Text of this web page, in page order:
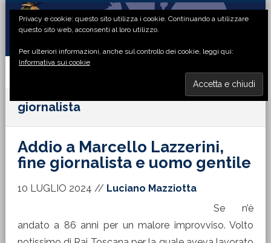
Passa
primaria
Passa
principale
Passa
laterale
Passa
di
giornalista
Addio a Marcello Lazzerini,
fine giornalista e uomo gentile
10 LUGLIO 2024 // Luciano Mazziotta
Se n’è
andato a 86 anni per un malore improvviso. Volto
Privacy e cookie: questo sito utilizza i cookie. Continuando a utilizzare
questo sito web, acconsenti al loro utilizzo.
Per ulteriori informazioni, anche sul controllo dei cookie, leggi qui:
Informativa sui cookie